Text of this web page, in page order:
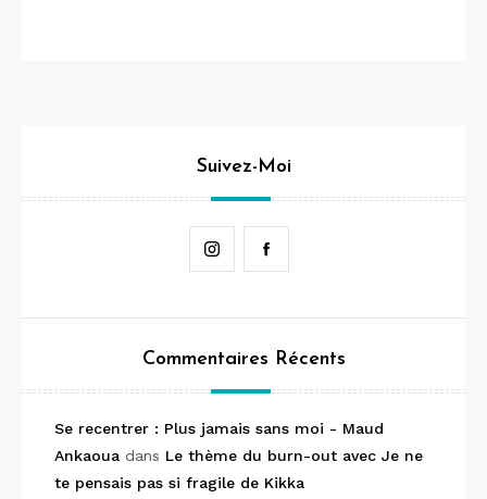
Suivez-Moi
Instagram
Commentaires Récents
Se recentrer : Plus jamais sans moi - Maud
Ankaoua dans Le thème du burn-out avec Je ne
te pensais pas si fragile de Kikka